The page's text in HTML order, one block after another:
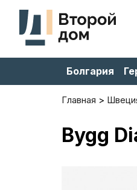
Болгария
Главная
Bygg